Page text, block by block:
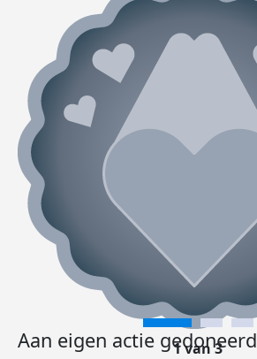
Aan eigen actie gedoneerd
1 van 3